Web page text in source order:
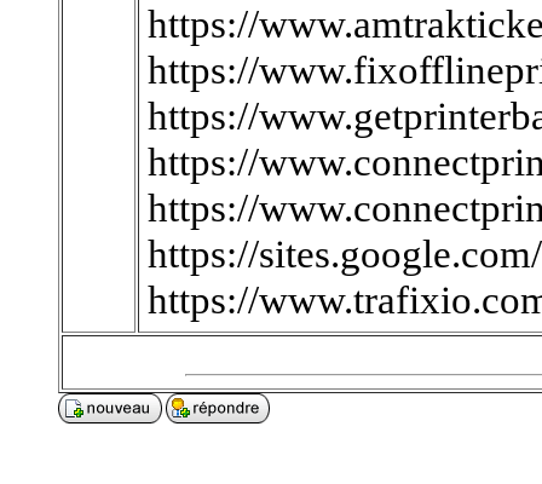
https://
https://
https://
https://
https://
https://
https://